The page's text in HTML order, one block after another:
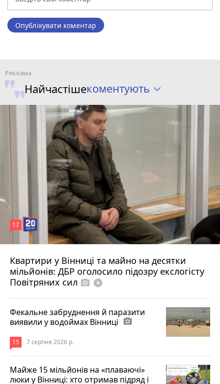
Опублікувати коментар
Найчастішекоментують
Квартири у Вінниці та майно на десятки
мільйонів: ДБР оголосило підозру екслогісту
Повітряних сил photo_camera play_circle_filled
17
6 серпня 2026 р.
Фекальне забруднення й паразити
виявили у водоймах Вінниці photo_camera
15 7 серпня 2026 р.
Майже 15 мільйонів на «плаваючі»
люки у Вінниці: хто отримав підряд і